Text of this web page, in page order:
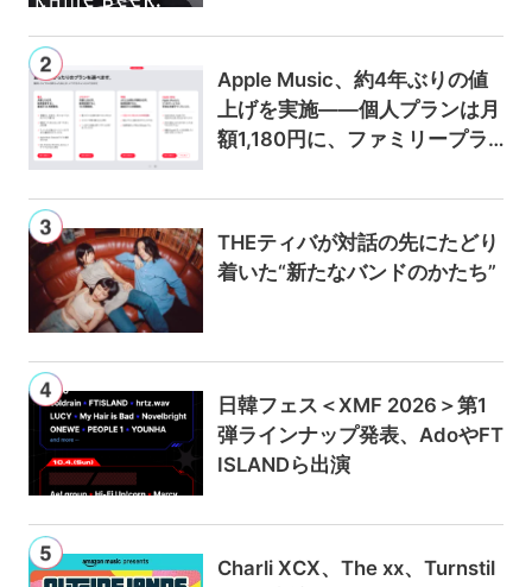
Apple Music、約4年ぶりの値
上げを実施——個人プランは月
額1,180円に、ファミリープラ
THEティバが対話の先にたどり
着いた“新たなバンドのかたち”
日韓フェス＜XMF 2026＞第1
弾ラインナップ発表、AdoやFT
ISLANDら出演
Charli XCX、The xx、Turnstil